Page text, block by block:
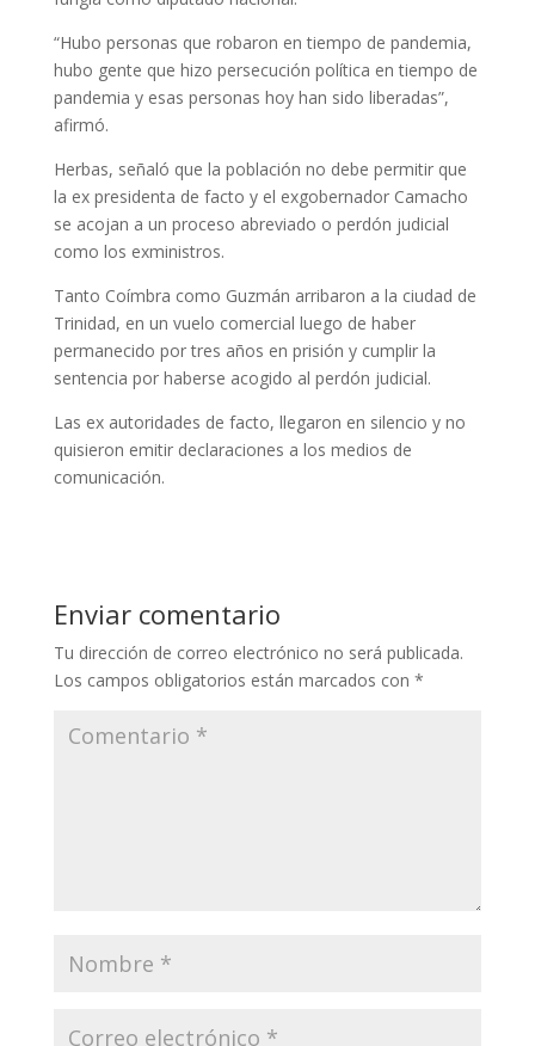
“Hubo personas que robaron en tiempo de pandemia,
hubo gente que hizo persecución política en tiempo de
pandemia y esas personas hoy han sido liberadas”,
afirmó.
Herbas, señaló que la población no debe permitir que
la ex presidenta de facto y el exgobernador Camacho
se acojan a un proceso abreviado o perdón judicial
como los exministros.
Tanto Coímbra como Guzmán arribaron a la ciudad de
Trinidad, en un vuelo comercial luego de haber
permanecido por tres años en prisión y cumplir la
sentencia por haberse acogido al perdón judicial.
Las ex autoridades de facto, llegaron en silencio y no
quisieron emitir declaraciones a los medios de
comunicación.
Enviar comentario
Tu dirección de correo electrónico no será publicada.
Los campos obligatorios están marcados con *